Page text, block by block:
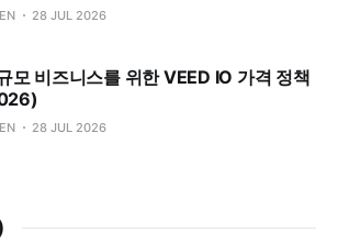
28 JUL 2026
모 비즈니스를 위한 VEED IO 가격 정책
28 JUL 2026